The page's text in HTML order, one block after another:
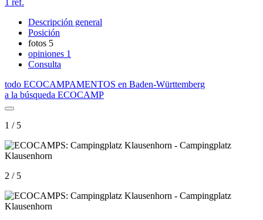
Descripción general
Posición
fotos 5
opiniones 1
Consulta
todo ECOCAMPAMENTOS en Baden-Württemberg
a la búsqueda ECOCAMP
1 / 5
2 / 5